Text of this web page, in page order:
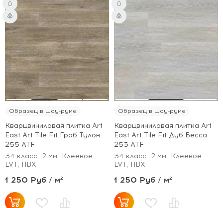
Образец в шоу-руме
Кварцвиниловая плитка Art
East Art Tile Fit Граб Тулон
255 ATF
34 класс
2 мм
Клеевое
LVT, ПВХ
1 250 Руб / м²
Образец в шоу-руме
Кварцвиниловая плитка Art
East Art Tile Fit Дуб Бесса
253 ATF
34 класс
2 мм
Клеевое
LVT, ПВХ
1 250 Руб / м²